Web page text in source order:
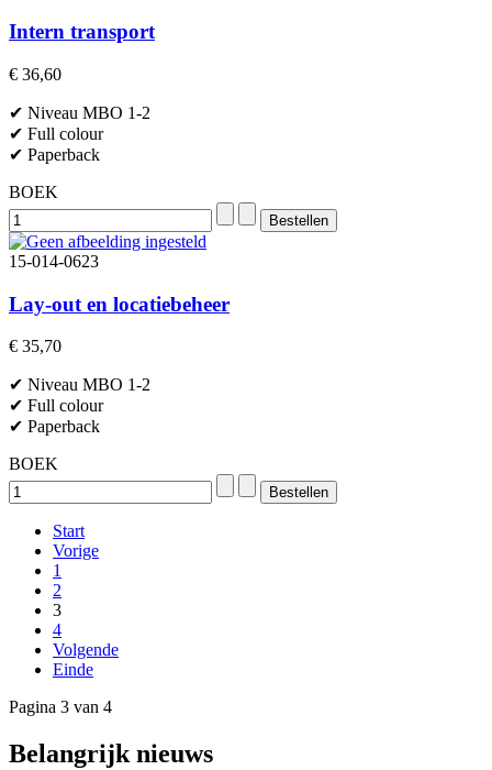
Intern transport
€ 36,60
✔ Niveau MBO 1-2
✔ Full colour
✔ Paperback
BOEK
15-014-0623
Lay-out en locatiebeheer
€ 35,70
✔ Niveau MBO 1-2
✔ Full colour
✔ Paperback
BOEK
Start
Vorige
1
2
3
4
Volgende
Einde
Pagina 3 van 4
Belangrijk nieuws